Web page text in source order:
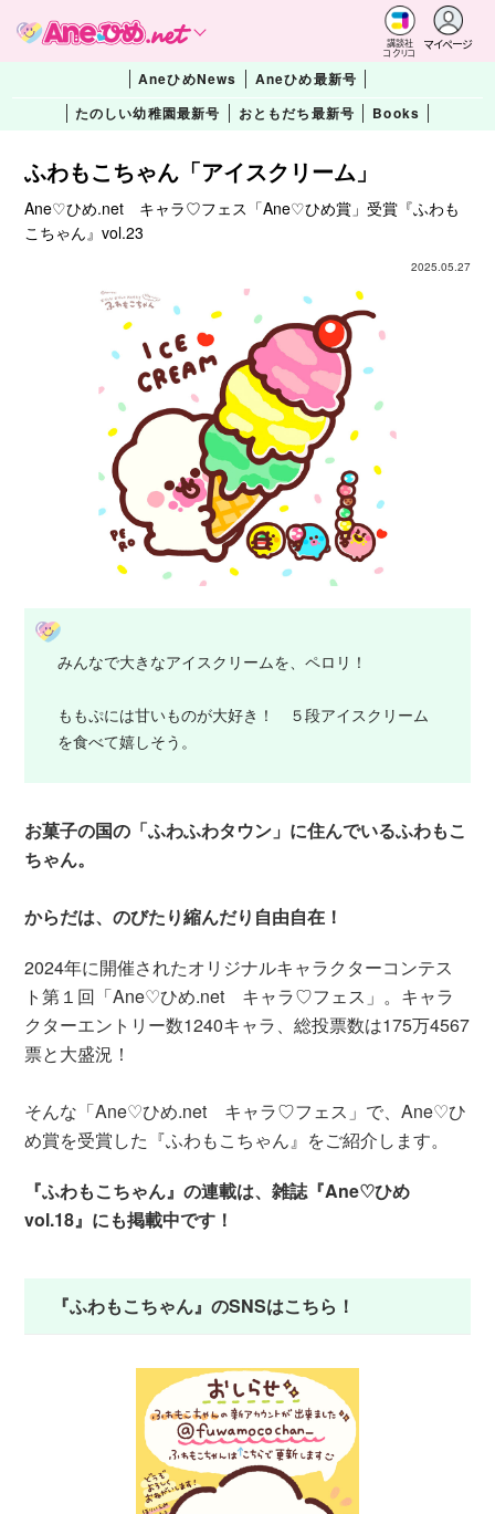
講談社
コクリコ
マイページ
AneひめNews
Aneひめ最新号
たのしい幼稚園最新号
おともだち最新号 Books
ふわもこちゃん「アイスクリーム」
Ane♡ひめ.net キャラ♡フェス「Ane♡ひめ賞」受賞『ふわも
こちゃん』vol.23
2025.05.27
みんなで大きなアイスクリームを、ペロリ！
ももぷには甘いものが大好き！ ５段アイスクリーム
を食べて嬉しそう。
お菓子の国の「ふわふわタウン」に住んでいるふわもこ
ちゃん。
からだは、のびたり縮んだり自由自在！
2024年に開催されたオリジナルキャラクターコンテス
ト第１回「Ane♡ひめ.net キャラ♡フェス」。キャラ
クターエントリー数1240キャラ、総投票数は175万4567
票と大盛況！
そんな「Ane♡ひめ.net キャラ♡フェス」で、Ane♡ひ
め賞を受賞した『ふわもこちゃん』をご紹介します。
『ふわもこちゃん』の連載は、雑誌『Ane♡ひめ
vol.18』にも掲載中です！
『ふわもこちゃん』のSNSはこちら！